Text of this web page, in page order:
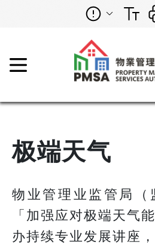
极端天气
物业管理业监管局（
「加强应对极端天气
办持续专业发展讲座